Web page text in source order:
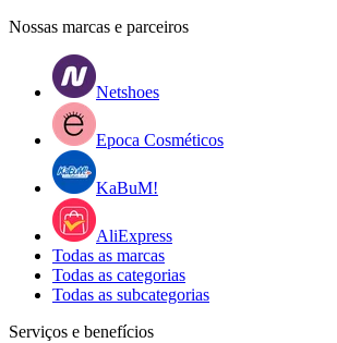
Nossas marcas e parceiros
Netshoes
Epoca Cosméticos
KaBuM!
AliExpress
Todas as marcas
Todas as categorias
Todas as subcategorias
Serviços e benefícios